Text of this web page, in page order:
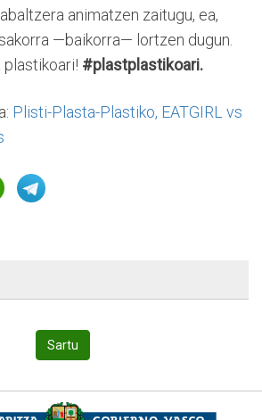
animatzen zaitugu, ea,
—baikorra— lortzen dugun.
plastikoari! #plastplastikoari.
Plisti-Plasta-Plastiko, EATGIRL vs
Sartu